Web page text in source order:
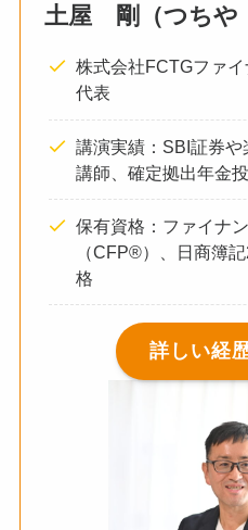
土屋 剛（つちや
株式会社FCTGファ
代表
講演実績：SBI証券
講師、確定拠出年金
保有資格：ファイナ
（CFP®）、日商簿
格
詳しい経